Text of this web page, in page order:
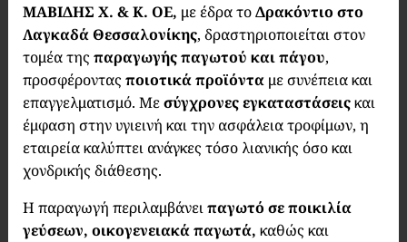
ΜΑΒΙΔΗΣ Χ. & Κ. ΟΕ, με έδρα τοΔρακόντιο στο
Λαγκαδά Θεσσαλονίκης, δραστηριοποιείται στον
τομέα της παραγωγής παγωτού και πάγου,
προσφέροντας ποιοτικά προϊόνταμε συνέπεια και
επαγγελματισμό. Μεσύγχρονες εγκαταστάσειςκαι
έμφαση στην υγιεινή και την ασφάλεια τροφίμων, η
εταιρεία καλύπτει ανάγκες τόσο λιανικής όσο και
χονδρικής διάθεσης.
Η παραγωγή περιλαμβάνειπαγωτό σε ποικιλία
γεύσεων, οικογενειακά παγωτά, καθώς και